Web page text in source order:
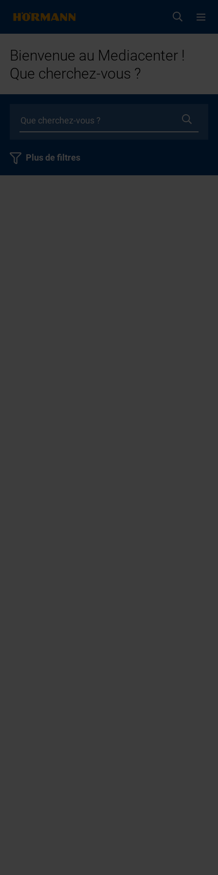
Bienvenue au Mediacenter !
Que cherchez-vous ?
Plus de filtres